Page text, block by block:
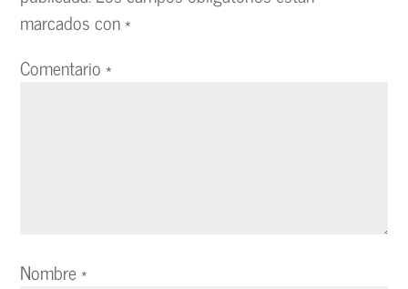
marcados con*
Comentario*
Nombre*